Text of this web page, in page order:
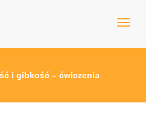
sportowy
i gibkość – ćwiczenia